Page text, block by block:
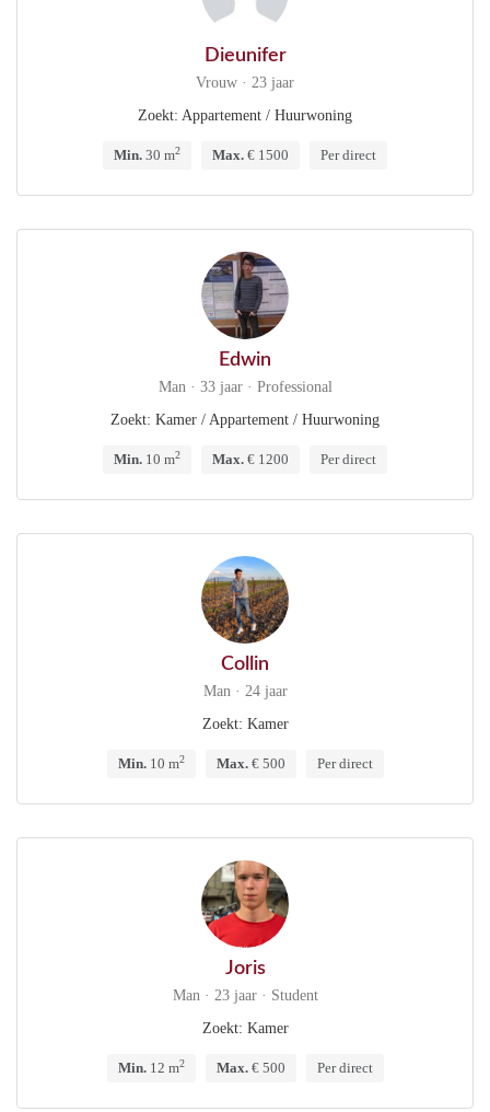
Dieunifer
Vrouw · 23 jaar
Zoekt: Appartement / Huurwoning
Min. 30 m2 Max. € 1500 Per direct
Edwin
Man · 33 jaar · Professional
Zoekt: Kamer / Appartement / Huurwoning
Min. 10 m2 Max. € 1200 Per direct
Collin
Man · 24 jaar
Zoekt: Kamer
Min.10 m2 Max.€ 500 Per direct
Joris
Man · 23 jaar · Student
Zoekt: Kamer
Min.12 m2 Max.€ 500 Per direct